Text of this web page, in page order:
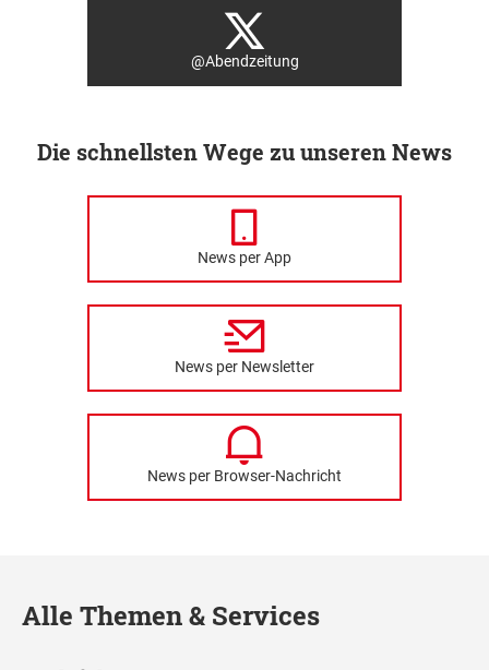
@Abendzeitung
Die schnellsten Wege zu unseren News
News per App
News per Newsletter
News per Browser-Nachricht
Alle Themen & Services